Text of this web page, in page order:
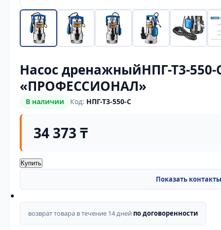
Насос дренажныйНПГ-Т3-550-
«ПРОФЕССИОНАЛ»
В наличии Код: НПГ-Т3-550-С
34 373 ₸
Купить
возврат товара в течение 14 дней по договоренности